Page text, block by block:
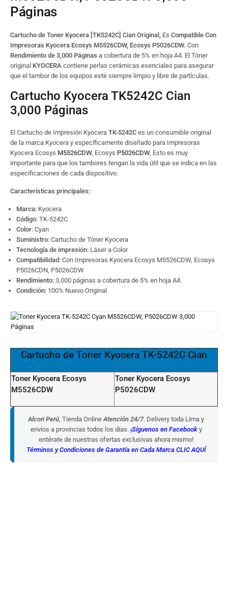
Páginas
Cartucho de Toner Kyocera [TK5242C] Cian Original, Es Compatible Con
Impresoras Kyocera Ecosys M5526CDW, Ecosys P5026CDW. Con
Rendimiento de 3,000 Páginas a cobertura de 5% en hoja A4. El Tóner
original KYOCERA contiene perlas cerámicas esenciales para asegurar
que el tambor de los equipos esté siempre limpio y libre de partículas.
Cartucho Kyocera TK5242C Cian
3,000 Páginas
El Cartucho de Impresión Kyocera TK-5242C es un consumible original
de la marca Kyocera y específicamente diseñado para Impresoras
Kyocera Ecosys M5526CDW, Ecosys P5026CDW, Esto es muy
importante para que los tambores tengan la vida útil que se indica en las
especificaciones de cada dispositivo.
Características principales:
Marca: Kyocera
Código: TK-5242C
Color: Cyan
Suministro: Cartucho de Tóner Kyocera
Tecnología de impresión: Láser a Color
Compatibilidad: Con Impresoras Kyocera Ecosys M5526CDW, Ecosys
P5026CDN, P5026CDW
Rendimiento: 3,000 páginas a cobertura de 5% en hoja A4.
Condición: 100% Nuevo Original
Cartucho de Toner Kyocera TK-5242C Cian
Toner Kyocera Ecosys
M5526CDW
Toner Kyocera Ecosys
P5026CDW
Alcori Perú, Tienda OnlineAtención 24/7. Delivery toda Lima y
envíos a provincias todos los días. ¡Síguenos en Facebook y
entérate de nuestras ofertas exclusivas ahora mismo!
Términos y Condiciones de Garantía en Cada Marca CLIC AQUÍ